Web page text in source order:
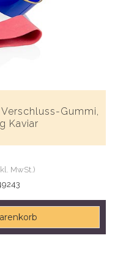
Gummi,
Kaviar
MwSt.)